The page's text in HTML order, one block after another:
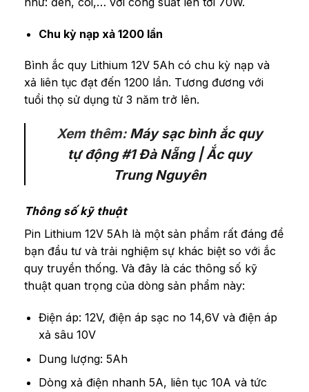
Chu kỳ nạp xả 1200 lần
Bình ắc quy Lithium 12V 5Ah có chu kỳ nạp và
xả liên tục đạt đến 1200 lần. Tương đương với
tuổi thọ sử dụng từ 3 năm trở lên.
Xem thêm: Máy sạc bình ắc quy
tự động #1 Đà Nẵng | Ắc quy
Trung Nguyên
Thông số kỹ thuật
Pin Lithium 12V 5Ah là một sản phẩm rất đáng để
bạn đầu tư và trải nghiệm sự khác biệt so với ắc
quy truyền thống. Và đây là các thông số kỹ
thuật quan trọng của dòng sản phẩm này:
Điện áp: 12V, điện áp sạc no 14,6V và điện áp
xả sâu 10V
Dung lượng: 5Ah
Dòng xả điện nhanh 5A, liên tục 10A và tức